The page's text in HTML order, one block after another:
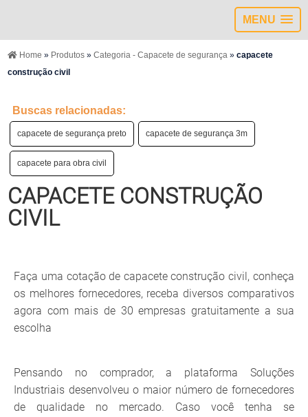
MENU
Home » Produtos» Categoria - Capacete de segurança» capacete
construção civil
Buscas relacionadas:
capacete de segurança preto capacete de segurança 3m
capacete para obra civil
CAPACETE CONSTRUÇÃO
CIVIL
Faça uma cotação de capacete construção civil, conheça
os melhores fornecedores, receba diversos comparativos
agora com mais de 30 empresas gratuitamente a sua
escolha
Pensando no comprador, a plataforma Soluções
Industriais desenvolveu o maior número de fornecedores
de qualidade no mercado. Caso você tenha se